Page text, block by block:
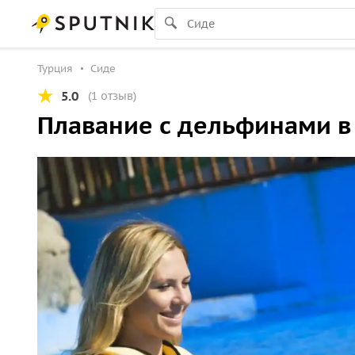
Турция Сиде
5.0 (1 отзыв)
Плавание с дельфинами